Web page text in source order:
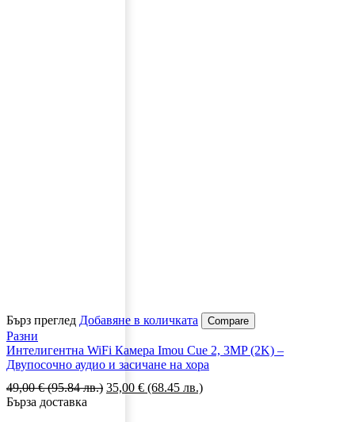
Бърз преглед Добавяне в количката Compare
Разни
Интелигентна WiFi Камера Imou Cue 2, 3MP (2K) –
Двупосочно аудио и засичане на хора
49,00€ (95.84 лв.) Original
35,00 € (68.45 лв.)Текущата
Бърза доставка